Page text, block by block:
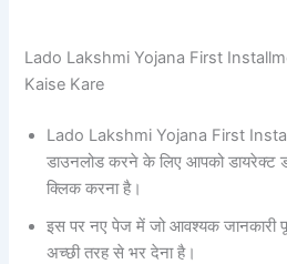
Lado Lakshmi Yojana First
Kaise Kare
Lado Lakshmi Yojana First
डाउनलोड करने के लिए आपको डायरेक्ट
क्लिक करना है।
इस पर नए पेज में जो आवश्यक जानकारी
अच्छी तरह से भर देना है।